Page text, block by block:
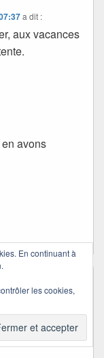
a dit :
aux vacances
avons
et
de tes rêves
En continuant à
les cookies,